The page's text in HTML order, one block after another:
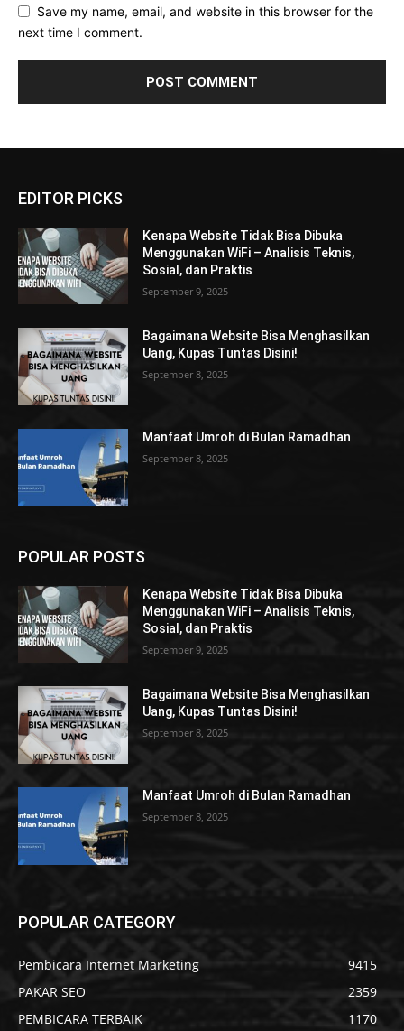
Save my name, email, and website in this browser for the
next time I comment.
EDITOR PICKS
Kenapa Website Tidak Bisa Dibuka
Menggunakan WiFi – Analisis Teknis,
Sosial, dan Praktis
September 9, 2025
Bagaimana Website Bisa Menghasilkan
Uang, Kupas Tuntas Disini!
September 8, 2025
Manfaat Umroh di Bulan Ramadhan
September 8, 2025
POPULAR POSTS
Kenapa Website Tidak Bisa Dibuka
Menggunakan WiFi – Analisis Teknis,
Sosial, dan Praktis
September 9, 2025
Bagaimana Website Bisa Menghasilkan
Uang, Kupas Tuntas Disini!
September 8, 2025
Manfaat Umroh di Bulan Ramadhan
September 8, 2025
POPULAR CATEGORY
Pembicara Internet Marketing
9415
PAKAR SEO
2359
PEMBICARA TERBAIK
1170